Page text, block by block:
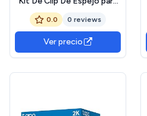
Fotografía Exterior,Kit
Portátil De Foto Y Video
para Familias Hombres
Mujeres Jóvenes Y
Adolescentes
0.0 0 reviews
Ver precio